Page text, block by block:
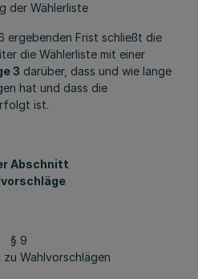
der Wählerliste
ergebenden Frist schließt die
die Wählerliste mit einer
3 darüber, dass und wie lange
hat und dass die
ist.
Abschnitt
§ 9
Wahlvorschlägen